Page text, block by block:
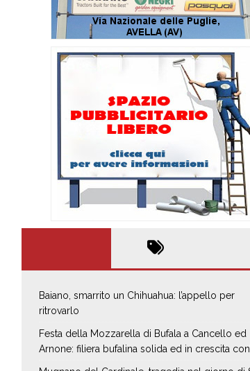
Baiano, smarrito un Chihuahua: l’appello per
ritrovarlo
Festa della Mozzarella di Bufala a Cancello ed
Arnone: filiera bufalina solida ed in crescita